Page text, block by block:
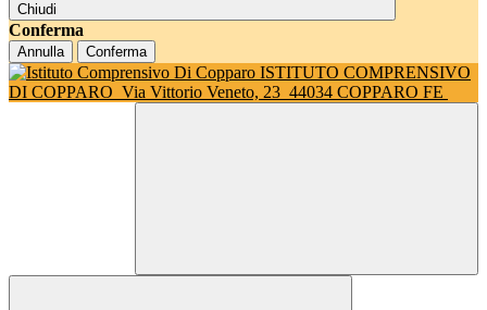
Chiudi
Conferma
Annulla Conferma
ISTITUTO COMPRENSIVO
DI COPPARO Via Vittorio Veneto, 23 44034 COPPARO FE